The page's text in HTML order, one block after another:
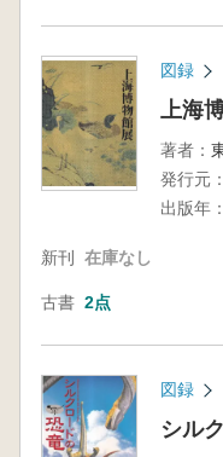
図録
上海
著者：
発行元：
出版年：
新刊 在庫なし
古書 2点
図録
シル